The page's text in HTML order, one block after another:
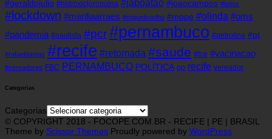
#geraldojulio #hidroxicloroquina #jaboatao #joaocampos #leitos
#lockdown #mariliaarraes #miguelcoelho #mppe #olinda #oms
#pandemia #paulista #pcr#pernambuco #petrolina #pt
#rafaeldantas #recife #retomada #saude #tce #vacinacao
#vereadores FBC PERNAMBUCO POLÍTICA pp recife vereador
Categorias
Categorias
© COPYRIGHT 2018 - FOCOPE.COM.BR - RECIFE | PE | BRASIL
Theme by Scissor Themes Proudly powered by WordPress